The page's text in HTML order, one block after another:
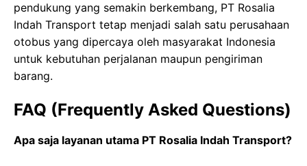
pendukung yang semakin berkembang, PT Rosalia
Indah Transport tetap menjadi salah satu perusahaan
otobus yang dipercaya oleh masyarakat Indonesia
untuk kebutuhan perjalanan maupun pengiriman
barang.
FAQ (Frequently Asked Questions)
Apa saja layanan utama PT Rosalia Indah Transport?